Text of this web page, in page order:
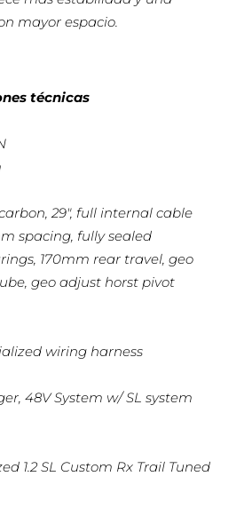
mayor espacio.
técnicas
carbon, 29″, full internal cable
spacing, fully sealed
170mm rear travel, geo
geo adjust horst pivot
wiring harness
48V System w/ SL system
1.2 SL Custom Rx Trail Tuned